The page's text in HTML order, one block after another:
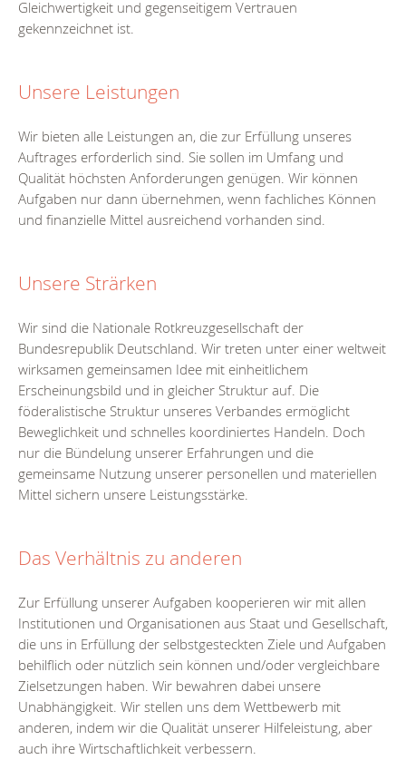
Gleichwertigkeit und gegenseitigem Vertrauen
gekennzeichnet ist.
Unsere Leistungen
Wir bieten alle Leistungen an, die zur Erfüllung unseres
Auftrages erforderlich sind. Sie sollen im Umfang und
Qualität höchsten Anforderungen genügen. Wir können
Aufgaben nur dann übernehmen, wenn fachliches Können
und finanzielle Mittel ausreichend vorhanden sind.
Unsere Strärken
Wir sind die Nationale Rotkreuzgesellschaft der
Bundesrepublik Deutschland. Wir treten unter einer weltweit
wirksamen gemeinsamen Idee mit einheitlichem
Erscheinungsbild und in gleicher Struktur auf. Die
föderalistische Struktur unseres Verbandes ermöglicht
Beweglichkeit und schnelles koordiniertes Handeln. Doch
nur die Bündelung unserer Erfahrungen und die
gemeinsame Nutzung unserer personellen und materiellen
Mittel sichern unsere Leistungsstärke.
Das Verhältnis zu anderen
Zur Erfüllung unserer Aufgaben kooperieren wir mit allen
Institutionen und Organisationen aus Staat und Gesellschaft,
die uns in Erfüllung der selbstgesteckten Ziele und Aufgaben
behilflich oder nützlich sein können und/oder vergleichbare
Zielsetzungen haben. Wir bewahren dabei unsere
Unabhängigkeit. Wir stellen uns dem Wettbewerb mit
anderen, indem wir die Qualität unserer Hilfeleistung, aber
auch ihre Wirtschaftlichkeit verbessern.